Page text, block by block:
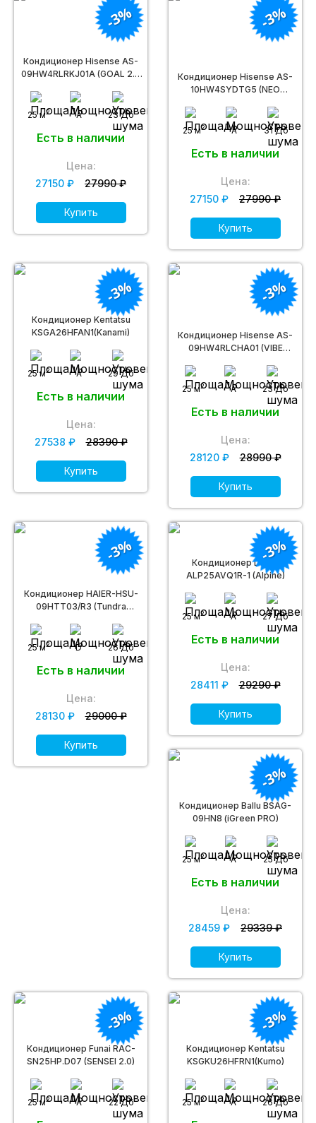
Кондиционер Hisense AS-
09HW4RLRKJ01A (GOAL 2.0
25 м2 A 23 Дб
Есть в наличии
-3%
Цена:
27150 ₽
27990 ₽
Купить
Кондиционер Hisense AS-
10HW4SYDTG5 (NEO
25 м2 A 31 Дб
Есть в наличии
-3%
Цена:
27150 ₽
27990 ₽
Купить
Кондиционер Kentatsu
KSGA26HFAN1(Kanami)
25 м2 A 29 Дб
Есть в наличии
-3%
Цена:
27538 ₽
28390 ₽
Купить
Кондиционер Hisense AS-
09HW4RLCHA01 (VIBE
25 м2 A 23 Дб
Есть в наличии
-3%
Цена:
28120 ₽
28990 ₽
Купить
Кондиционер HAIER-HSU-
09HTT03/R3 (Tundra
25 м2 D 26 Дб
Есть в наличии
-3%
Цена:
28130 ₽
29000 ₽
Купить
Кондиционер Daichi
ALP25AVQ1R-1 (Alpine)
25 м2 A 27 Дб
Есть в наличии
-3%
Цена:
28411 ₽
29290 ₽
Купить
Кондиционер Ballu BSAG-
09HN8 (iGreen PRO)
25 м2 A 25 Дб
Есть в наличии
-3%
Цена:
28459 ₽
29339 ₽
Купить
Кондиционер Funai RAC-
SN25HP.D07 (SENSEI 2.0)
25 м2 A 22 Дб
-3%
Кондиционер Kentatsu
KSGKU26HFRN1(Kumo)
25 м2 A 26 Дб
-3%